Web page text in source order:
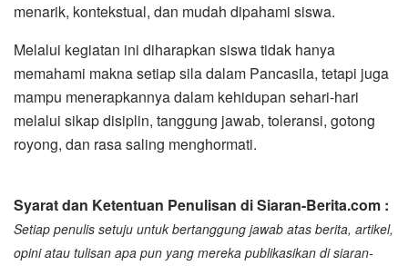
menarik, kontekstual, dan mudah dipahami siswa.
Melalui kegiatan ini diharapkan siswa tidak hanya
memahami makna setiap sila dalam Pancasila, tetapi juga
mampu menerapkannya dalam kehidupan sehari-hari
melalui sikap disiplin, tanggung jawab, toleransi, gotong
royong, dan rasa saling menghormati.
Syarat dan Ketentuan Penulisan di Siaran-Berita.com :
Setiap penulis setuju untuk bertanggung jawab atas berita, artikel,
opini atau tulisan apa pun yang mereka publikasikan di siaran-